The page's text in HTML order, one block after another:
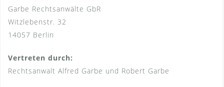
Garbe Rechtsanwälte GbR
Witzlebenstr. 32
14057 Berlin
Vertreten durch:
Rechtsanwalt Alfred Garbe und Robert Garbe